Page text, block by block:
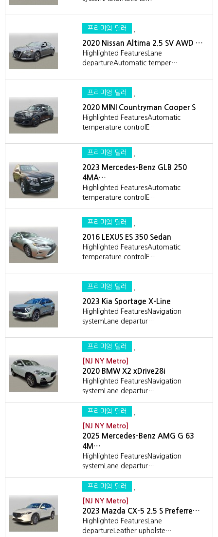
프리미엄 딜러
2020 Nissan Altima 2.5 SV AWD …
Highlighted FeaturesLane
departureAutomatic temper…
프리미엄 딜러
2020 MINI Countryman Cooper S
Highlighted FeaturesAutomatic
temperature controlE…
프리미엄 딜러
2023 Mercedes-Benz GLB 250
4MA…
Highlighted FeaturesAutomatic
temperature controlE…
프리미엄 딜러
2016 LEXUS ES 350 Sedan
Highlighted FeaturesAutomatic
temperature controlE…
프리미엄 딜러
2023 Kia Sportage X-Line
Highlighted FeaturesNavigation
systemLane departur…
프리미엄 딜러
[NJ NY Metro]
2020 BMW X2 xDrive28i
Highlighted FeaturesNavigation
systemLane departur…
프리미엄 딜러
[NJ NY Metro]
2025 Mercedes-Benz AMG G 63
4M…
Highlighted FeaturesNavigation
systemLane departur…
프리미엄 딜러
[NJ NY Metro]
2023 Mazda CX-5 2.5 S Preferre…
Highlighted FeaturesLane
departureLeather upholste…